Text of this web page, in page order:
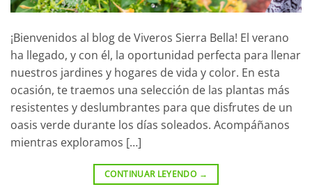
¡Bienvenidos al blog de Viveros Sierra Bella! El verano
ha llegado, y con él, la oportunidad perfecta para llenar
nuestros jardines y hogares de vida y color. En esta
ocasión, te traemos una selección de las plantas más
resistentes y deslumbrantes para que disfrutes de un
oasis verde durante los días soleados. Acompáñanos
mientras exploramos […]
CONTINUAR LEYENDO →